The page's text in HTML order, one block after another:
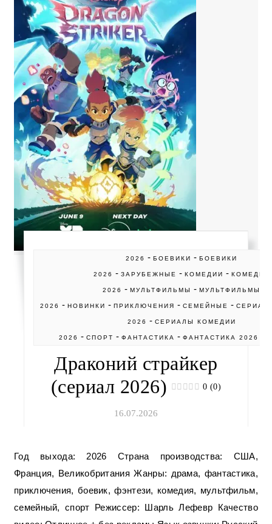
2026 -БОЕВИКИ -БОЕВИКИ
2026 - ЗАРУБЕЖНЫЕ - КОМЕДИИ - КОМЕДИИ
2026 -МУЛЬТФИЛЬМЫ -МУЛЬТФИЛЬМЫ
2026 -НОВИНКИ -ПРИКЛЮЧЕНИЯ -СЕМЕЙНЫЕ -
2026 - СЕРИАЛЫ КОМЕДИИ
2026 -СПОРТ -ФАНТАСТИКА -ФАНТАСТИКА 2026
Драконий страйкер
(сериал 2026)
0 (0)
16.07.2026
Год выхода: 2026 Страна производства: США,
Франция, Великобритания Жанры: драма, фантастика,
приключения, боевик, фэнтези, комедия, мультфильм,
семейный, спорт Режиссер: Шарль Лефевр Качество